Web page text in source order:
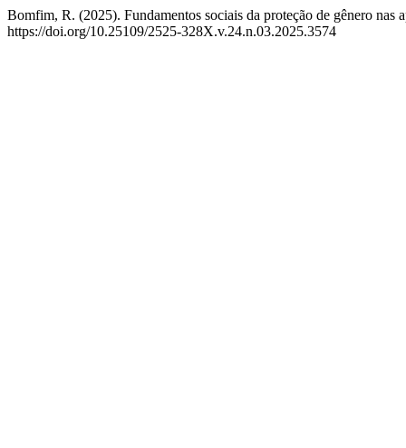
Bomfim, R. (2025). Fundamentos sociais da proteção de gênero nas
https://doi.org/10.25109/2525-328X.v.24.n.03.2025.3574